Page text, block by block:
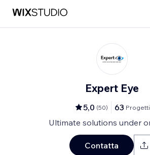
Expert Eye
5,0 (50) 63 Progetti
Ultimate solutions under
Contatta